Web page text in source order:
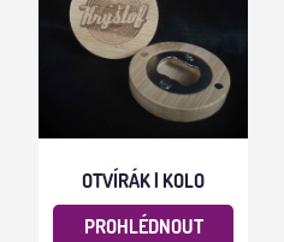
OTVÍRÁK | KOLO
PROHLÉDNOUT